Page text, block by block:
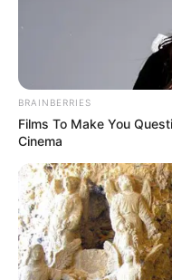
BRAINBERRIES
Films To Make You
Cinema